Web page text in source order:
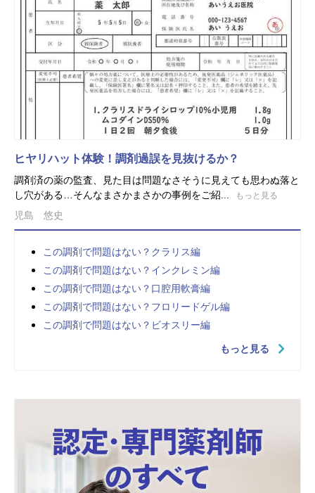
ヒヤリハット体験！調剤過誤を見抜けるか？
調剤済の薬の監査、見た目は問題なさそうに見えても思わぬ落と
し穴がある…そんなまさかまさかの事例をご紹...
もっと見る
児島 悠史
この調剤で問題はない？クラリス編
この調剤で問題はない？インクレミン編
この調剤で問題はない？口腔用軟膏編
この調剤で問題はない？フロリードゲル編
この調剤で問題はない？ビオスリー編
もっと見る